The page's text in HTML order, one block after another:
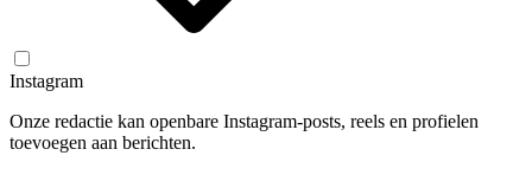
Instagram
Onze redactie kan openbare Instagram-posts, reels en profielen
toevoegen aan berichten.